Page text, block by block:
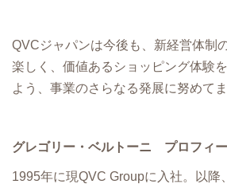
QVCジャパンは今後も、新経営体制
楽しく、価値あるショッピング体験
よう、事業のさらなる発展に努めてま
グレゴリー・ベルトーニ プロフィ
1995年に現QVC Groupに入社。以降